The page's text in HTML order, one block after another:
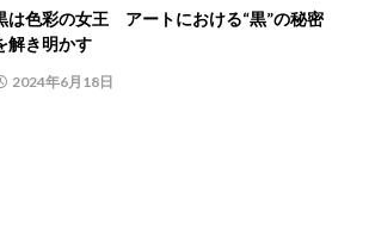
は色彩の女王 アートにおける“黒”の秘密
解き明かす
2024年6月18日